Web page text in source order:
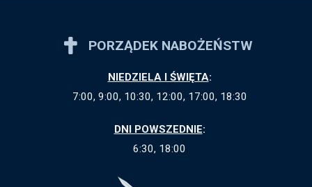
PORZĄDEK NABOŻEŃSTW
NIEDZIELA I ŚWIĘTA:
7:00, 9:00, 10:30, 12:00, 17:00, 18:30
DNI POWSZEDNIE:
6:30, 18:00